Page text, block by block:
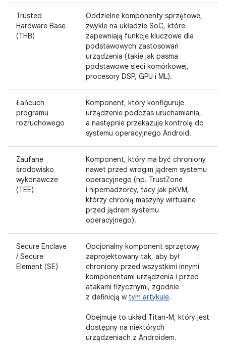
Trusted
Hardware Base
(THB)
Oddzielne komponenty sprzętowe,
zwykle na układzie SoC, które
zapewniają funkcje kluczowe dla
podstawowych zastosowań
urządzenia (takie jak pasma
podstawowe sieci komórkowej,
procesory DSP, GPU i ML).
Łańcuch
programu
rozruchowego
Komponent, który konfiguruje
urządzenie podczas uruchamiania,
a następnie przekazuje kontrolę do
systemu operacyjnego Android.
Zaufane
środowisko
wykonawcze
(TEE)
Komponent, który ma być chroniony
nawet przed wrogim jądrem systemu
operacyjnego (np. TrustZone
i hipernadzorcy, tacy jak pKVM,
którzy chronią maszyny wirtualne
przed jądrem systemu
operacyjnego).
Secure Enclave
/ Secure
Element (SE)
Opcjonalny komponent sprzętowy
zaprojektowany tak, aby był
chroniony przed wszystkimi innymi
komponentami urządzenia i przed
atakami fizycznymi, zgodnie
z definicją w tym artykule.
Obejmuje to układ Titan-M, który jest
dostępny na niektórych
urządzeniach z Androidem.